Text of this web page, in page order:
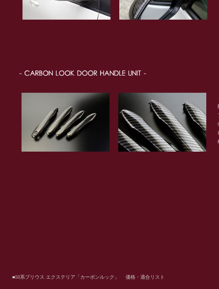
■50系プリウス エクステリア「カーボンルック」 価格・適合リスト